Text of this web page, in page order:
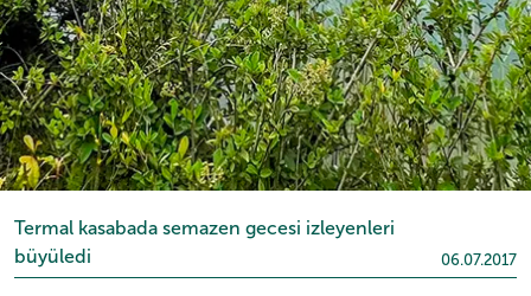
Termal kasabada semazen gecesi izleyenleri
büyüledi
06.07.2017